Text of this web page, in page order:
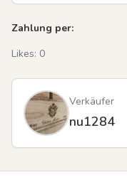
Zahlung per:
Likes: 0
Verkäufer
nu1284